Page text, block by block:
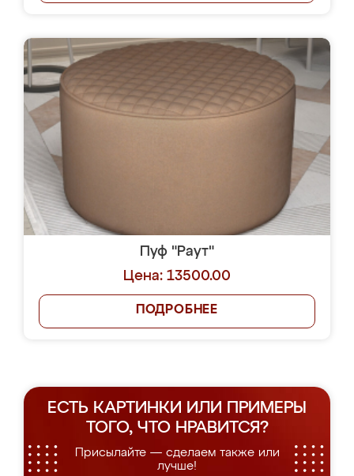
Пуф "Раут"
Цена: 13500.00
ПОДРОБНЕЕ
ЕСТЬ КАРТИНКИ ИЛИ ПРИМЕРЫ
ТОГО, ЧТО НРАВИТСЯ?
Присылайте — сделаем также или
лучше!